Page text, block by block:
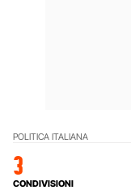
POLITICA ITALIANA
3
CONDIVISIONI